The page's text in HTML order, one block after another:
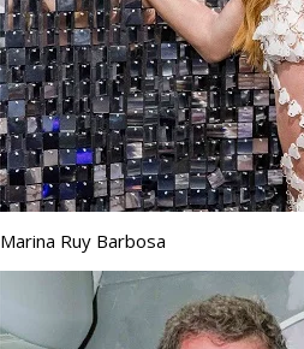
Marina Ruy Barbosa